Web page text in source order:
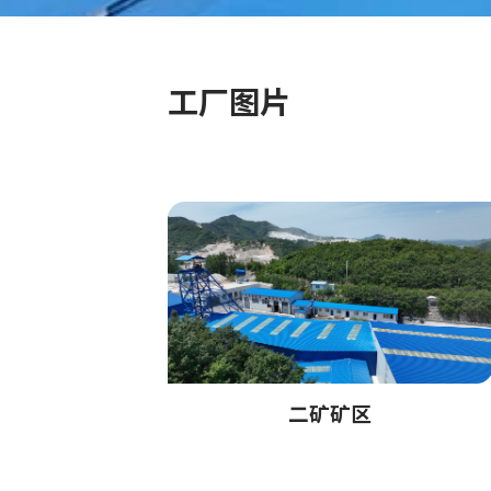
工厂图片
二矿矿区